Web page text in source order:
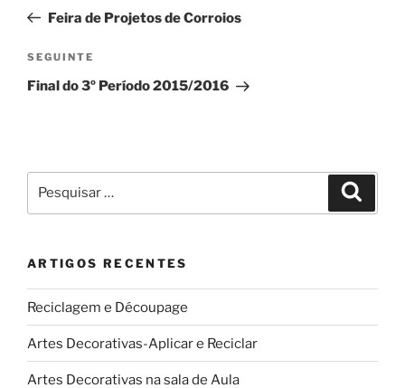
artigos
anterior
Feira de Projetos de Corroios
Conteúdo
seguinte
SEGUINTE
Final do 3º Período 2015/2016
por:
ARTIGOS RECENTES
Reciclagem e Découpage
Artes Decorativas-Aplicar e Reciclar
Artes Decorativas na sala de Aula